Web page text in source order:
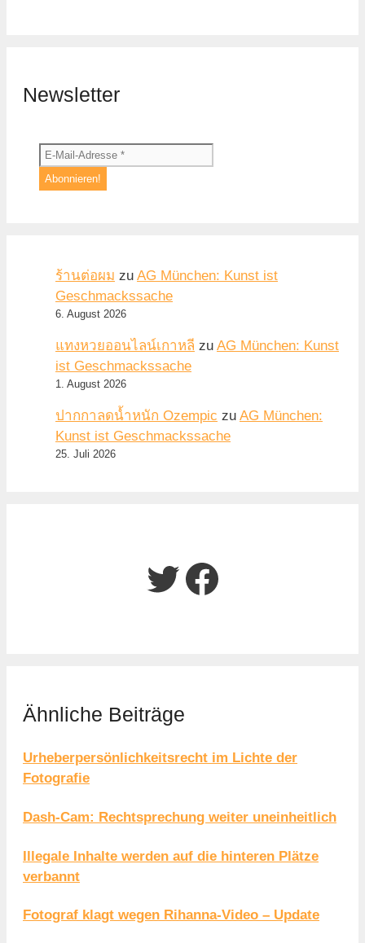
Newsletter
ร้านต่อผม zu AG München: Kunst ist
Geschmackssache
6. August 2026
แทงหวยออนไลน์เกาหลี zu AG München: Kunst
ist Geschmackssache
1. August 2026
ปากกาลดน้ำหนัก Ozempic zu AG München:
Kunst ist Geschmackssache
25. Juli 2026
Twitter
Facebook
Ähnliche Beiträge
Urheberpersönlichkeitsrecht im Lichte der
Fotografie
Dash-Cam: Rechtsprechung weiter uneinheitlich
Illegale Inhalte werden auf die hinteren Plätze
verbannt
Fotograf klagt wegen Rihanna-Video – Update